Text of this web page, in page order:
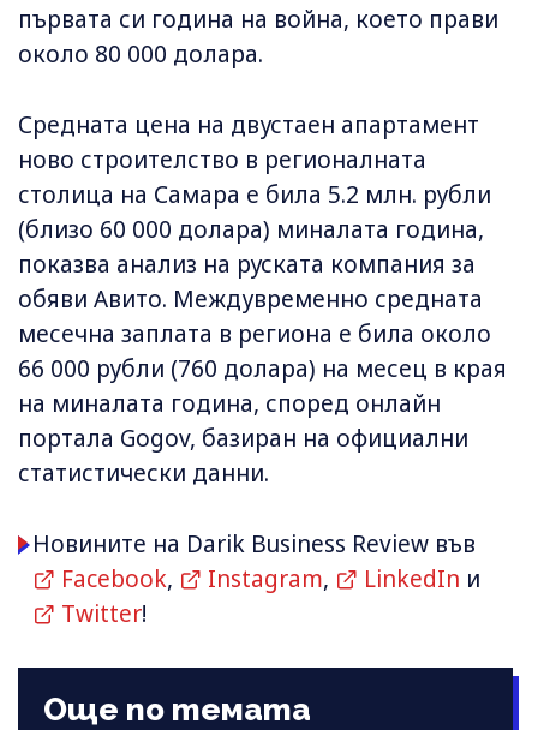
първата си година на война, което прави
около 80 000 долара.
Средната цена на двустаен апартамент
ново строителство в регионалната
столица на Самара е била 5.2 млн. рубли
(близо 60 000 долара) миналата година,
показва анализ на руската компания за
обяви Авито. Междувременно средната
месечна заплата в региона е била около
66 000 рубли (760 долара) на месец в края
на миналата година, според онлайн
портала Gogov, базиран на официални
статистически данни.
Новините на Darik Business Review във
Facebook, Instagram, LinkedIn и
Twitter!
Още по темата